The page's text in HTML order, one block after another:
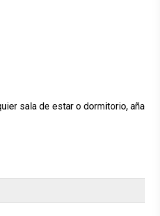
sala de estar o dormitorio,